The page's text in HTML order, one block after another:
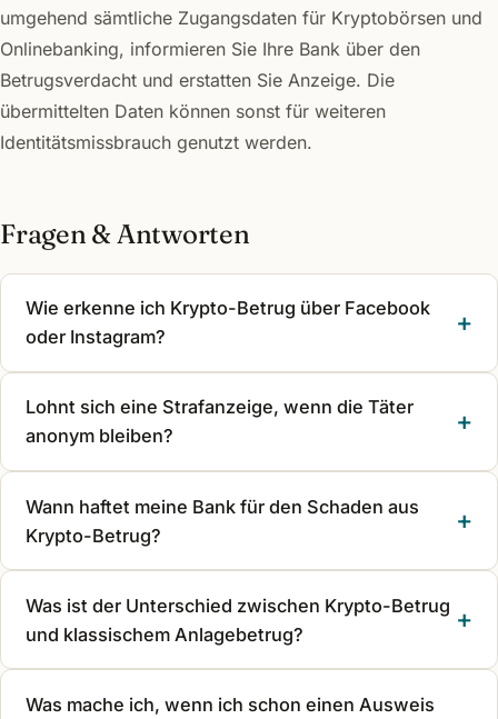
umgehend sämtliche Zugangsdaten für Kryptobörsen und
Onlinebanking, informieren Sie Ihre Bank über den
Betrugsverdacht und erstatten Sie Anzeige. Die
übermittelten Daten können sonst für weiteren
Identitätsmissbrauch genutzt werden.
Fragen & Antworten
Wie erkenne ich Krypto-Betrug über Facebook
oder Instagram?
Lohnt sich eine Strafanzeige, wenn die Täter
anonym bleiben?
Wann haftet meine Bank für den Schaden aus
Krypto-Betrug?
Was ist der Unterschied zwischen Krypto-Betrug
und klassischem Anlagebetrug?
Was mache ich, wenn ich schon einen Ausweis